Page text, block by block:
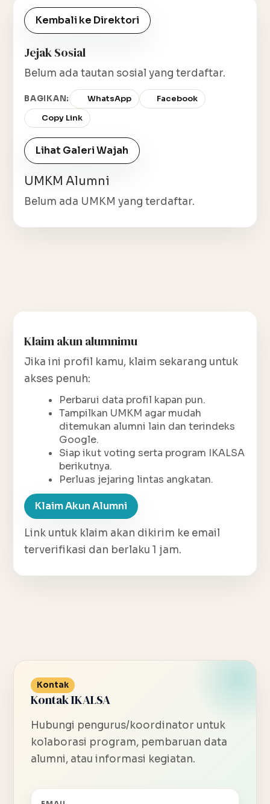
Kembali ke Direktori
Jejak Sosial
Belum ada tautan sosial yang terdaftar.
BAGIKAN: WhatsApp
Facebook
Copy Link
Lihat Galeri Wajah
UMKM Alumni
Belum ada UMKM yang terdaftar.
Klaim akun alumnimu
Jika ini profil kamu, klaim sekarang untuk
akses penuh:
Perbarui data profil kapan pun.
Tampilkan UMKM agar mudah
ditemukan alumni lain dan terindeks
Google.
Siap ikut voting serta program IKALSA
berikutnya.
Perluas jejaring lintas angkatan.
Klaim Akun Alumni
Link untuk klaim akan dikirim ke email
terverifikasi dan berlaku 1 jam.
Kontak
Kontak IKALSA
Hubungi pengurus/koordinator untuk
kolaborasi program, pembaruan data
alumni, atau informasi kegiatan.